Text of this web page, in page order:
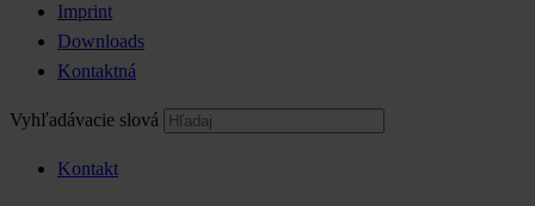
Imprint
Downloads
Kontaktná
Vyhľadávacie slová
Kontakt